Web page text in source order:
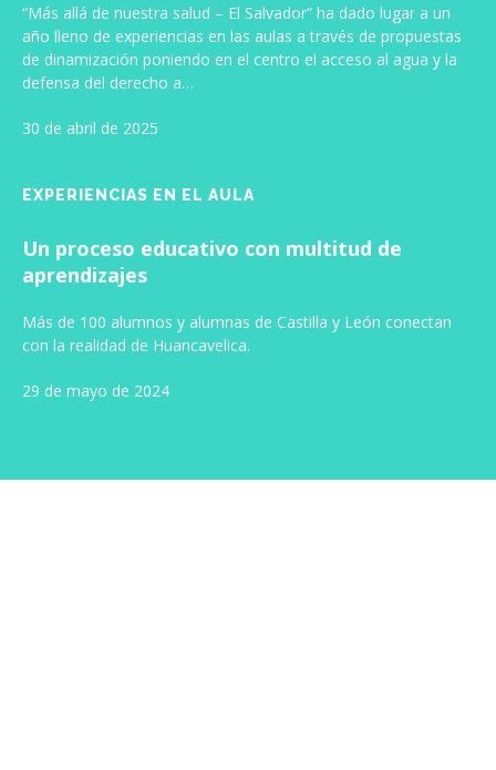
“Más allá de nuestra salud – El Salvador” ha dado lugar a un
año lleno de experiencias en las aulas a través de propuestas
de dinamización poniendo en el centro el acceso al agua y la
defensa del derecho a…
30 de abril de 2025
EXPERIENCIAS EN EL AULA
Un proceso educativo con multitud de
aprendizajes
Más de 100 alumnos y alumnas de Castilla y León conectan
con la realidad de Huancavelica.
29 de mayo de 2024